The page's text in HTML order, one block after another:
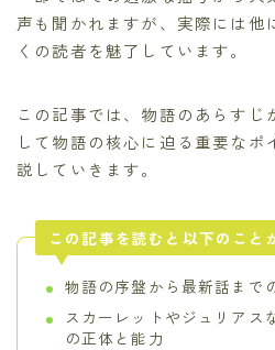
声も聞かれますが、実際には他
くの読者を魅了しています。
この記事では、物語のあらすじ
して物語の核心に迫る重要な
説していきます。
この記事を読むと以下のこと
物語の序盤から最新話まで
スカーレットやジュリアス
の正体と能力